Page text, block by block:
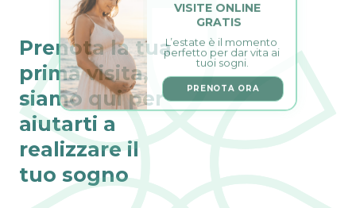
Prenota la tua
prima visita,
siamo qui per
aiutarti a
realizzare il
tuo sogno
GRATIS
perfetto per dar vita ai
tuoi sogni.
PRENOTA ORA